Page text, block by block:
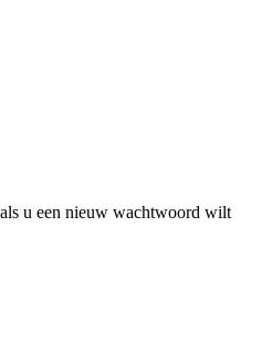
u een nieuw wachtwoord wilt